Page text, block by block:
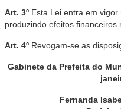
Art. 3º Esta Lei entra em vigor
produzindo efeitos financeiros
Art. 4º Revogam-se as
Gabinete da Prefeita do
Fernanda